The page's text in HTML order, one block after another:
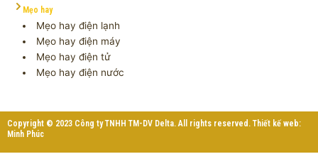
Mẹo hay
Mẹo hay điện lạnh
Mẹo hay điện máy
Mẹo hay điện tử
Mẹo hay điện nước
Copyright © 2023 Công ty TNHH TM-DV Delta. All rights reserved. Thiết kế web:
Minh Phúc